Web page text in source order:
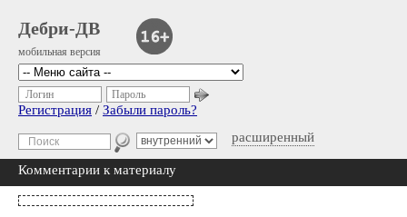
Дебри-ДВ
мобильная версия
расширенный
Логин Пароль
Регистрация / Забыли пароль?
Комментарии к материалу